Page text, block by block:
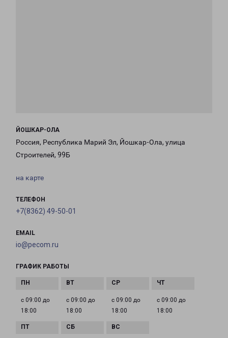
ЙОШКАР-ОЛА
Россия, Республика Марий Эл, Йошкар-Ола, улица
Строителей, 99Б
на карте
ТЕЛЕФОН
+7(8362) 49-50-01
EMAIL
io@pecom.ru
ГРАФИК РАБОТЫ
с 09:00 до
18:00
с 09:00 до
18:00
с 09:00 до
18:00
с 09:00 до
18:00